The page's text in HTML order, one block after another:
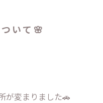
いて🌸
が変まりました🚗